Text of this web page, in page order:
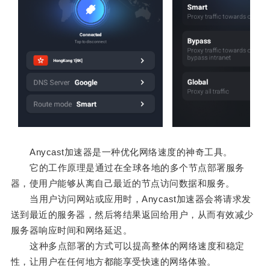
Anycast加速器是一种优化网络速度的神奇工具。
它的工作原理是通过在全球各地的多个节点部署服务
器，使用户能够从离自己最近的节点访问数据和服务。
当用户访问网站或应用时，Anycast加速器会将请求发
送到最近的服务器，然后将结果返回给用户，从而有效减少
服务器响应时间和网络延迟。
这种多点部署的方式可以提高整体的网络速度和稳定
性，让用户在任何地方都能享受快速的网络体验。